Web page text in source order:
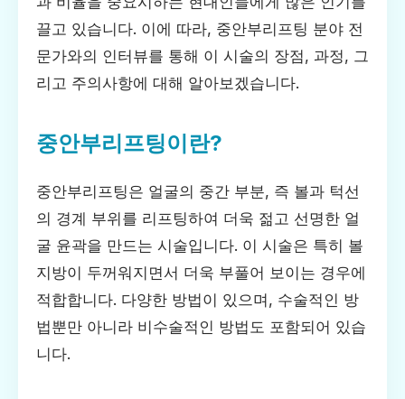
끌고 있습니다. 이에 따라, 중안부리프팅 분야 전
문가와의 인터뷰를 통해 이 시술의 장점, 과정, 그
리고 주의사항에 대해 알아보겠습니다.
중안부리프팅이란?
중안부리프팅은 얼굴의 중간 부분, 즉 볼과 턱선
의 경계 부위를 리프팅하여 더욱 젊고 선명한 얼
굴 윤곽을 만드는 시술입니다. 이 시술은 특히 볼
지방이 두꺼워지면서 더욱 부풀어 보이는 경우에
적합합니다. 다양한 방법이 있으며, 수술적인 방
법뿐만 아니라 비수술적인 방법도 포함되어 있습
니다.